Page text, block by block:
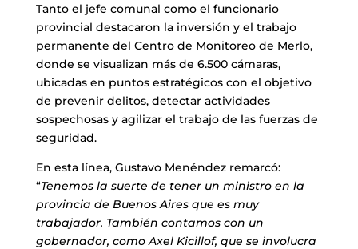
Tanto el jefe comunal como el funcionario
provincial destacaron la inversión y el trabajo
permanente del Centro de Monitoreo de Merlo,
donde se visualizan más de 6.500 cámaras,
ubicadas en puntos estratégicos con el objetivo
de prevenir delitos, detectar actividades
sospechosas y agilizar el trabajo de las fuerzas de
seguridad.
En esta línea, Gustavo Menéndez remarcó:
“Tenemos la suerte de tener un ministro en la
provincia de Buenos Aires que es muy
trabajador. También contamos con un
gobernador, como Axel Kicillof, que se involucra